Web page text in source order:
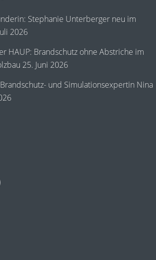
Stephanie Unterberger neu im
2026
HAUP: Brandschutz ohne Abstriche im
25. Juni 2026
und Simulationsexpertin Nina